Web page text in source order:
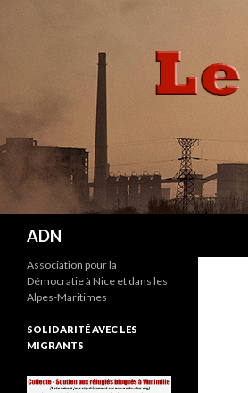
ADN
Association pour la
Démocratie à Nice et dans les
Alpes-Maritimes
SOLIDARITÉ AVEC LES
MIGRANTS